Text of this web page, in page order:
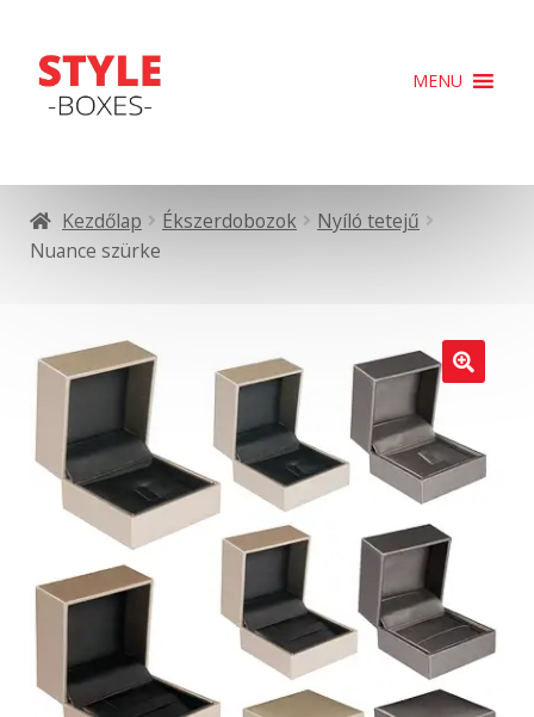
Ugrás
a
navigációhoz
Kilépés
a
tartalomba
MENU
Kezdőlap Ékszerdobozok
Nyíló tetejű
Nuance szürke